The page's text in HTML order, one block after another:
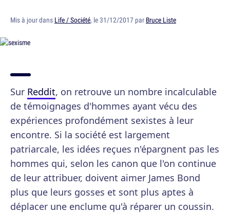
Mis à jour dans Life / Société, le 31/12/2017 par Bruce Liste
Sur Reddit, on retrouve un nombre incalculable
de témoignages d'hommes ayant vécu des
expériences profondément sexistes à leur
encontre. Si la société est largement
patriarcale, les idées reçues n'épargnent pas les
hommes qui, selon les canon que l'on continue
de leur attribuer, doivent aimer James Bond
plus que leurs gosses et sont plus aptes à
déplacer une enclume qu'à réparer un coussin.